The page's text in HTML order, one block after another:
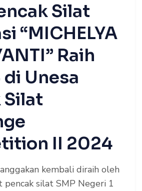
Silat
“MICHELYA
Raih
Unesa
Silat
II 2024
kembali diraih oleh
silat SMP Negeri 1